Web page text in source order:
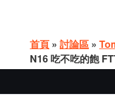
首頁 » 討論區 »
N16 吃不吃的飽